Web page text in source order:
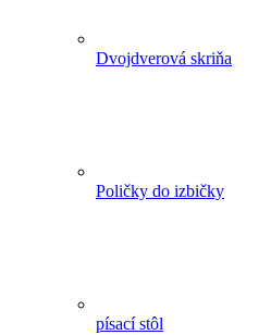
Dvojdverová skriňa
Poličky do izbičky
písací stôl